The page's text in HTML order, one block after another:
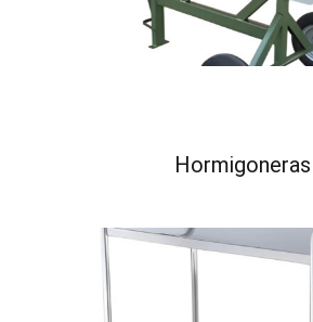
Hormigoneras